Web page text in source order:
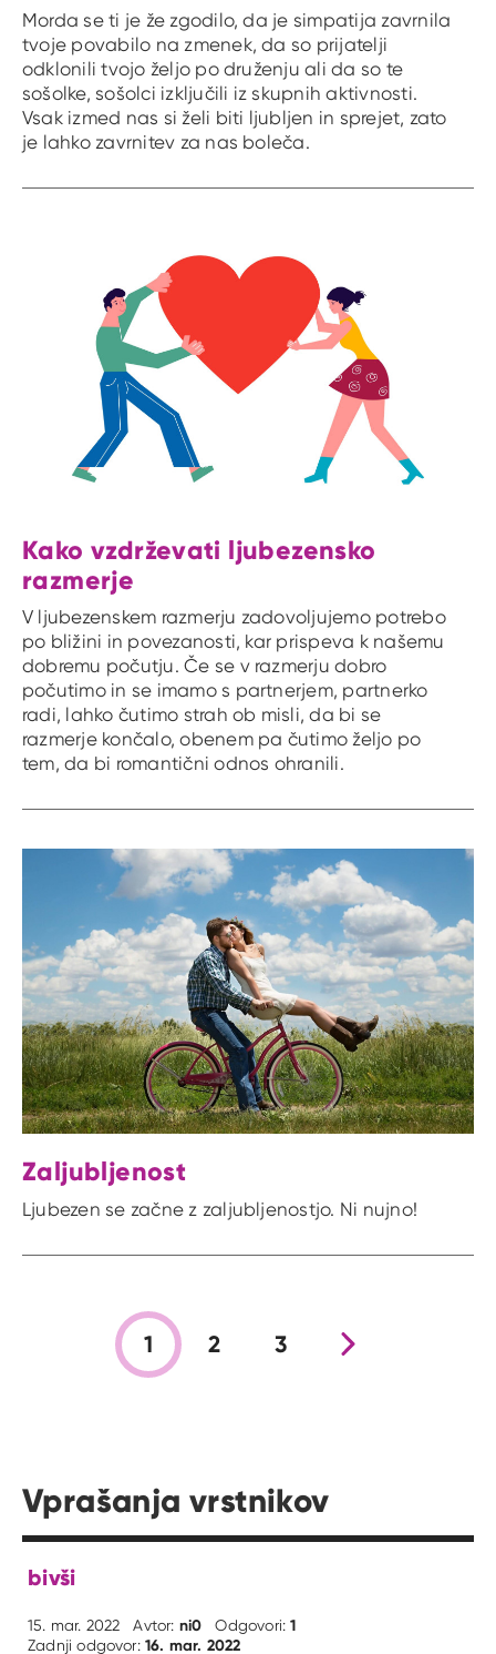
Morda se ti je že zgodilo, da je simpatija zavrnila
tvoje povabilo na zmenek, da so prijatelji
odklonili tvojo željo po druženju ali da so te
sošolke, sošolci izključili iz skupnih aktivnosti.
Vsak izmed nas si želi biti ljubljen in sprejet, zato
je lahko zavrnitev za nas boleča.
Kako vzdrževati ljubezensko
razmerje
V ljubezenskem razmerju zadovoljujemo potrebo
po bližini in povezanosti, kar prispeva k našemu
dobremu počutju. Če se v razmerju dobro
počutimo in se imamo s partnerjem, partnerko
radi, lahko čutimo strah ob misli, da bi se
razmerje končalo, obenem pa čutimo željo po
tem, da bi romantični odnos ohranili.
Zaljubljenost
Ljubezen se začne z zaljubljenostjo. Ni nujno!
1 2 3 Nova stran
Vprašanja vrstnikov
bivši
15. mar. 2022 Avtor: ni0 Odgovori:1
Zadnji odgovor:16. mar. 2022